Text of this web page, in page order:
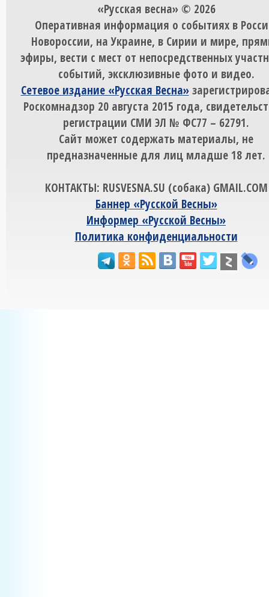
«Русская весна» © 2026
Оперативная информация о событиях в
Новороссии, на Украине, в Сирии и мире,
эфиры, вести с мест от непосредственных
событий, эксклюзивные фото и видео.
Сетевое издание «Русская Весна»
Роскомнадзор 20 августа 2015 года,
регистрации СМИ ЭЛ № ФС77 – 62791.
Сайт может содержать материалы, не
предназначенные для лиц младше 18 лет.
КОНТАКТЫ: RUSVESNA.SU (собака) GMAIL.COM
Баннер «Русской Весны»
Информер «Русской Весны»
Политика конфиденциальности